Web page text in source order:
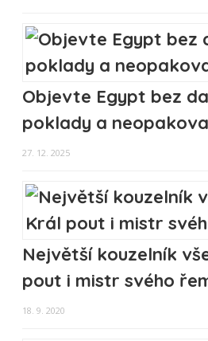
Objevte Egypt bez
poklady a
27. 12. 2025
Největší kouzelník
pout i mistr svého
18. 9. 2020